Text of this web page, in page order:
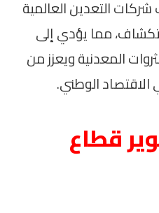
التعدين العالمية
مما يؤدي إلى
المعدنية ويعزز من
الوطني.
قطاع